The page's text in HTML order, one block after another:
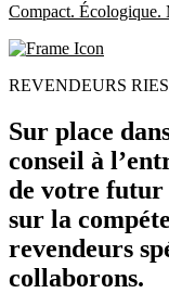
Compact. Écologique.
REVENDEURS
Sur place
conseil à
de votre futur
sur la
revendeurs
collaborons.